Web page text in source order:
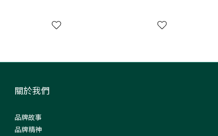
關於我們
品牌故事
品牌精神